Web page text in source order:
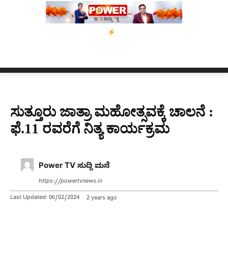
ನ್ಯೂಸ್ ಕಾರ್ಪ್‌ಗೆ ಎಐಯಿಂದ ಸಂಕಷ್ಟ:
ಸುತ್ತೂರು ಜಾತ್ರಾ ಮಹೋತ್ಸವಕ್ಕೆ ಚಾಲನೆ :
ಫೆ.11 ರವರೆಗೆ ನಿತ್ಯ ಕಾರ್ಯಕ್ರಮ
Power TV ಸುದ್ದಿ ಮನೆ
https://powertvnews.in
Last Updated: 06/02/2024 2 years ago